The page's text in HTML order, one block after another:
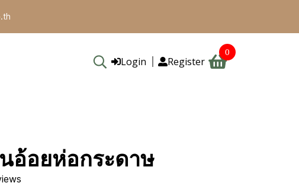
Login Register
0
อ้อยห่อกระดาษ